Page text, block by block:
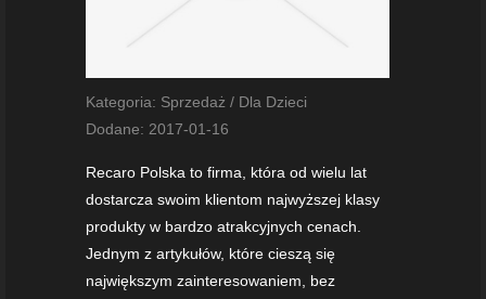
Kategoria: Sprzedaż / Dla Dzieci
Dodane: 2017-01-16
Recaro Polska to firma, która od wielu lat
dostarcza swoim klientom najwyższej klasy
produkty w bardzo atrakcyjnych cenach.
Jednym z artykułów, które cieszą się
największym zainteresowaniem, bez